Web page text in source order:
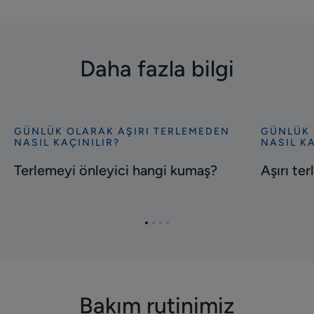
Daha fazla bilgi
Keşfet
önleyici
GÜNLÜK OLARAK AŞIRI TERLEMEDEN
NASIL KAÇINILIR?
Terlemeyi önleyici hangi kumaş?
Keşfet
terleme
GÜNLÜK
NASIL
Aşırı
Öğe
ÖğeÖğeÖğe
Bakım rutinimiz